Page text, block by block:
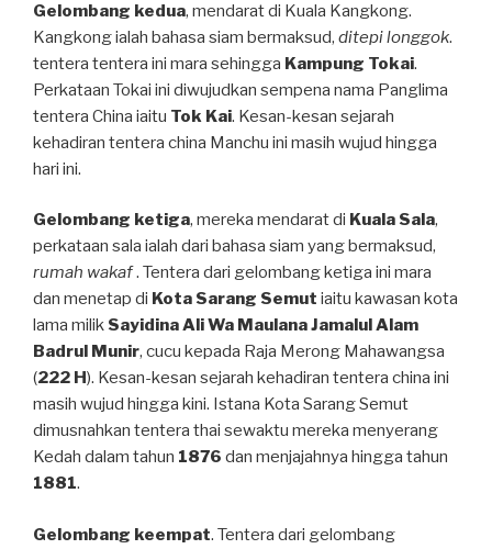
Gelombang kedua, mendarat di Kuala Kangkong.
Kangkong ialah bahasa siam bermaksud, ditepi longgok.
tentera tentera ini mara sehingga Kampung Tokai.
Perkataan Tokai ini diwujudkan sempena nama Panglima
tentera China iaitu Tok Kai. Kesan-kesan sejarah
kehadiran tentera china Manchu ini masih wujud hingga
hari ini.
Gelombang ketiga, mereka mendarat di Kuala Sala,
perkataan sala ialah dari bahasa siam yang bermaksud,
rumah wakaf. Tentera dari gelombang ketiga ini mara
dan menetap di Kota Sarang Semut iaitu kawasan kota
lama milik Sayidina Ali Wa Maulana Jamalul Alam
Badrul Munir, cucu kepada Raja Merong Mahawangsa
(222 H). Kesan-kesan sejarah kehadiran tentera china ini
masih wujud hingga kini. Istana Kota Sarang Semut
dimusnahkan tentera thai sewaktu mereka menyerang
Kedah dalam tahun 1876 dan menjajahnya hingga tahun
1881.
Gelombang keempat. Tentera dari gelombang